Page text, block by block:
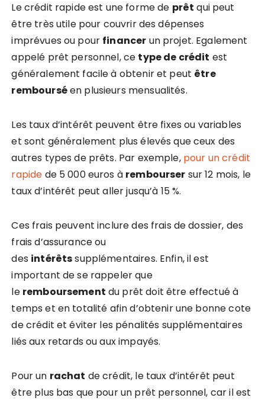
Le crédit rapide est une forme de prêt qui peut
être très utile pour couvrir des dépenses
imprévues ou pour financer un projet. Egalement
appelé prêt personnel, ce type de crédit est
généralement facile à obtenir et peut être
rembourséen plusieurs mensualités.
Les taux d’intérêt peuvent être fixes ou variables
et sont généralement plus élevés que ceux des
autres types de prêts. Par exemple, pour un crédit
rapide de 5 000 euros à rembourser sur 12 mois, le
taux d’intérêt peut aller jusqu’à 15 %.
Ces frais peuvent inclure des frais de dossier, des
frais d’assurance ou
des intérêtssupplémentaires. Enfin, il est
important de se rappeler que
le remboursement du prêt doit être effectué à
temps et en totalité afin d’obtenir une bonne cote
de crédit et éviter les pénalités supplémentaires
liés aux retards ou aux impayés.
Pour un rachat de crédit, le taux d’intérêt peut
être plus bas que pour un prêt personnel, car il est